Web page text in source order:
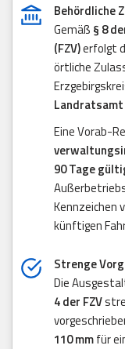
Behördliche
Gemäß § 8
(FZV)erfolgt
örtliche
Eine Vorab-
90 Tage
Kennzeichen
künftigen
Strenge
Die
4 der FZV
110 mmfür